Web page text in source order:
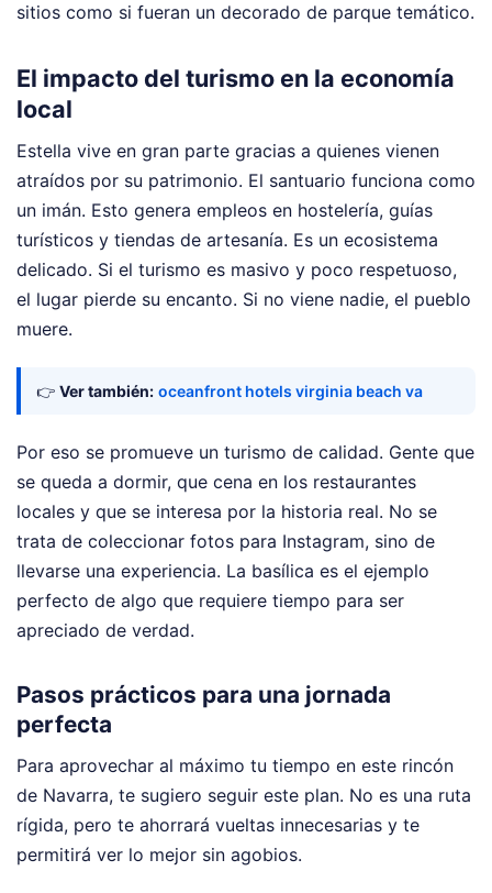
sitios como si fueran un decorado de parque temático.
El impacto del turismo en la economía
local
Estella vive en gran parte gracias a quienes vienen
atraídos por su patrimonio. El santuario funciona como
un imán. Esto genera empleos en hostelería, guías
turísticos y tiendas de artesanía. Es un ecosistema
delicado. Si el turismo es masivo y poco respetuoso,
el lugar pierde su encanto. Si no viene nadie, el pueblo
muere.
👉 Ver también: oceanfront hotels virginia beach va
Por eso se promueve un turismo de calidad. Gente que
se queda a dormir, que cena en los restaurantes
locales y que se interesa por la historia real. No se
trata de coleccionar fotos para Instagram, sino de
llevarse una experiencia. La basílica es el ejemplo
perfecto de algo que requiere tiempo para ser
apreciado de verdad.
Pasos prácticos para una jornada
perfecta
Para aprovechar al máximo tu tiempo en este rincón
de Navarra, te sugiero seguir este plan. No es una ruta
rígida, pero te ahorrará vueltas innecesarias y te
permitirá ver lo mejor sin agobios.